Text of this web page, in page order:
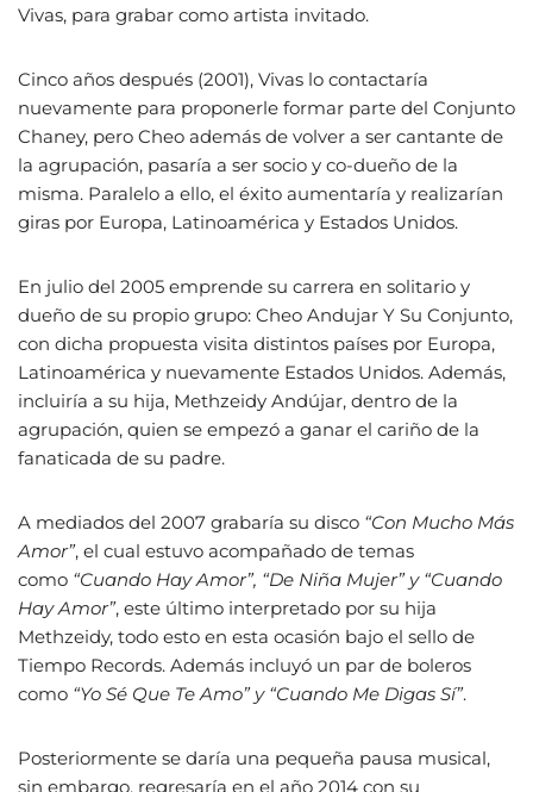
Vivas, para grabar como artista invitado.
Cinco años después (2001), Vivas lo contactaría
nuevamente para proponerle formar parte del Conjunto
Chaney, pero Cheo además de volver a ser cantante de
la agrupación, pasaría a ser socio y co-dueño de la
misma. Paralelo a ello, el éxito aumentaría y realizarían
giras por Europa, Latinoamérica y Estados Unidos.
En julio del 2005 emprende su carrera en solitario y
dueño de su propio grupo: Cheo Andujar Y Su Conjunto,
con dicha propuesta visita distintos países por Europa,
Latinoamérica y nuevamente Estados Unidos. Además,
incluiría a su hija, Methzeidy Andújar, dentro de la
agrupación, quien se empezó a ganar el cariño de la
fanaticada de su padre.
A mediados del 2007 grabaría su disco “Con Mucho Más
Amor”, el cual estuvo acompañado de temas
como “Cuando Hay Amor”, “De Niña Mujer” y “Cuando
Hay Amor”, este último interpretado por su hija
Methzeidy, todo esto en esta ocasión bajo el sello de
Tiempo Records. Además incluyó un par de boleros
como “Yo Sé Que Te Amo” y “Cuando Me Digas Sí”.
Posteriormente se daría una pequeña pausa musical,
sin embargo, regresaría en el año 2014 con su